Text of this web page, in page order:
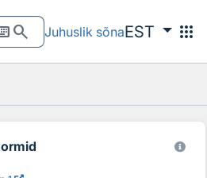
search Juhuslik sõnaEST apps